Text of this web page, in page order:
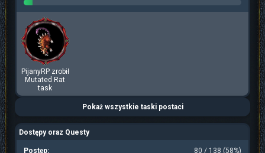
PijanyRP zrobił
Mutated Rat
task
Pokaż wszystkie taski postaci
Dostępy oraz Questy
Postęp: 80 / 138 (58%)